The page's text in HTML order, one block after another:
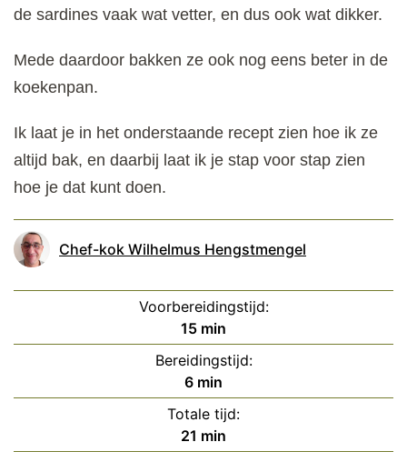
de sardines vaak wat vetter, en dus ook wat dikker.
Mede daardoor bakken ze ook nog eens beter in de
koekenpan.
Ik laat je in het onderstaande recept zien hoe ik ze
altijd bak, en daarbij laat ik je stap voor stap zien
hoe je dat kunt doen.
Chef-kok Wilhelmus Hengstmengel
Voorbereidingstijd:
15minuten
min
Bereidingstijd:
6minuten
min
Totale tijd:
21 minuten
min